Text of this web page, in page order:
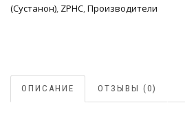
(Сустанон), ZPHC,Производители
ОПИСАНИЕ ОТЗЫВЫ (0)